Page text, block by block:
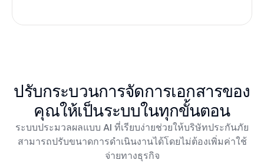
ปรับกระบวนการจัดการเอกสารของ
คุณให้เป็นระบบในทุกขั้นตอน
ระบบประมวลผลแบบ AI ที่เรียบง่ายช่วยให้บริษัทประกันภัย
สามารถปรับขนาดการดำเนินงานได้โดยไม่ต้องเพิ่มค่าใช้
จ่ายทางธุรกิจ